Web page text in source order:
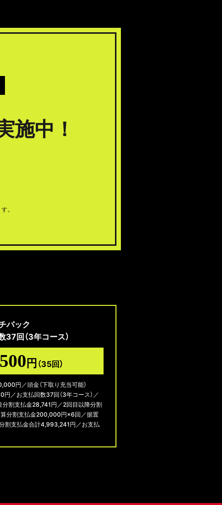
施中！
。
バック
回（3年コース）
円（35回）
円／頭金（下取り充当可能）
／お支払回数37回（3年コース）／
分割支払金28,741円／2回目以降分割
分割支払金200,000円×6回／据置
割支払金合計4,993,241円／お支払